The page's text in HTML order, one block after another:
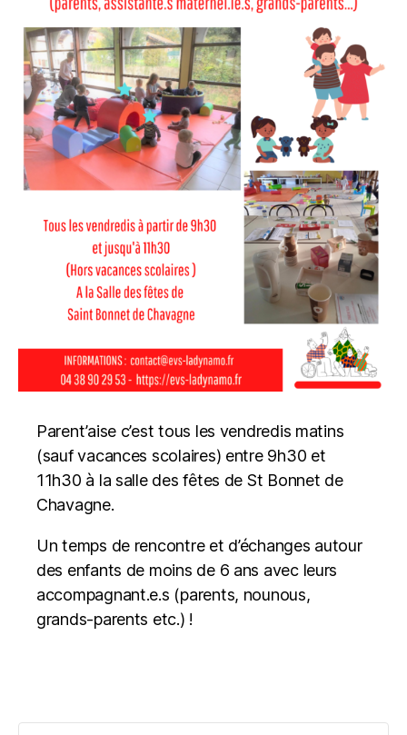
Parent’aise c’est tous les vendredis matins
(sauf vacances scolaires) entre 9h30 et
11h30 à la salle des fêtes de St Bonnet de
Chavagne.
Un temps de rencontre et d’échanges autour
des enfants de moins de 6 ans avec leurs
accompagnant.e.s (parents, nounous,
grands-parents etc.) !